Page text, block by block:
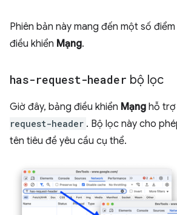
Phiên bản này mang đến một số
điều khiển Mạng.
has-request-header bộ lọc
Giờ đây, bảng điều khiển Mạng hỗ
request-header . Bộ lọc này cho
tên tiêu đề yêu cầu cụ thể.